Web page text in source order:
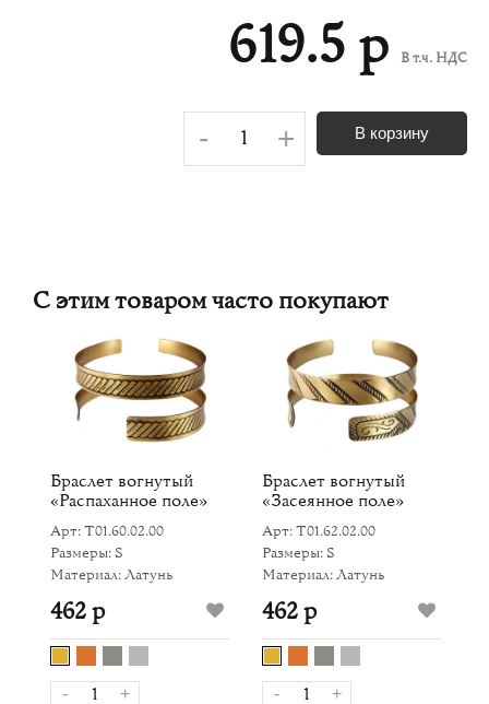
619.5 р В т.ч. НДС
- + В корзину
С этим товаром часто покупают
Браслет вогнутый
«Распаханное поле»
Арт: Т01.60.02.00
Размеры: S
Материал: Латунь
462 р
- +
Браслет вогнутый
«Засеянное поле»
Арт: Т01.62.02.00
Размеры: S
Материал: Латунь
462 р
- +